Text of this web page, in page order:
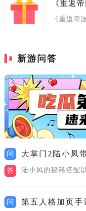
《重返帝
新游问答
问 大掌门2陆小凤
答
问 第五人格加页手